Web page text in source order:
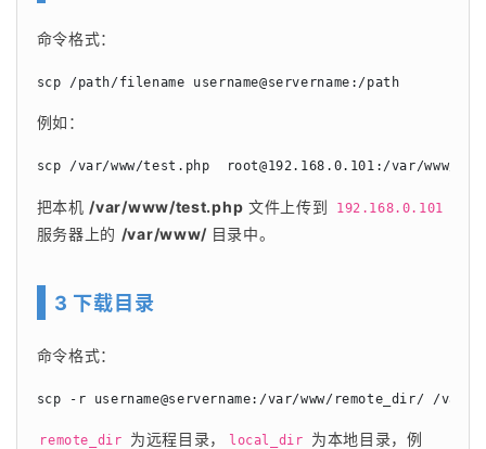
命令格式：
scp /path/filename username@servername:/path
例如：
scp /var/www/test.php root@192.168.0.101 :/var/www/
把本机 /var/www/test.php 文件上传到 192.168.0.101
服务器上的 /var/www/ 目录中。
3 下载目录
命令格式：
scp -r username@servername:/var/www/remote_dir/ /var/
remote_dir 为远程目录， local_dir
为本地目录，例